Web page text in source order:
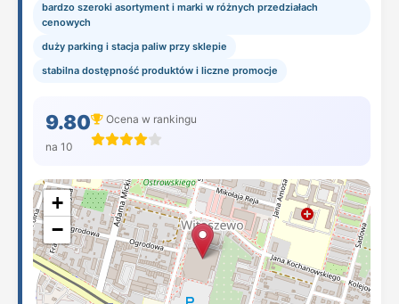
bardzo szeroki asortyment i marki w różnych przedziałach
cenowych
duży parking i stacja paliw przy sklepie
stabilna dostępność produktów i liczne promocje
9.80
na 10
Ocena w rankingu
+
−